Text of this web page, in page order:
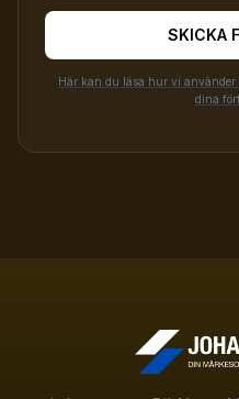
SKICKA
Här kan du läsa hur vi använder
dina